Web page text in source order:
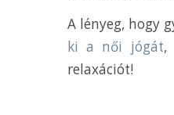
A lényeg, hogy
ki a női jógát,
relaxációt!